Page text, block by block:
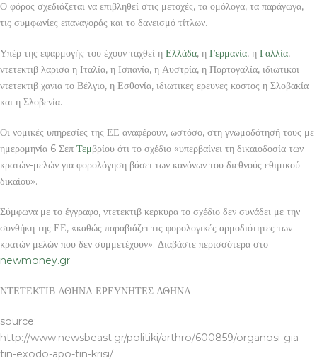
Ο φόρος σχεδιάζεται να επιβληθεί στις μετοχές, τα ομόλογα, τα παράγωγα,
τις συμφωνίες επαναγοράς και το δανεισμό τίτλων.
Υπέρ της εφαρμογής του έχουν ταχθεί η Ελλάδα, η Γερμανία, η Γαλλία,
ντετεκτιβ λαρισα η Ιταλία, η Ισπανία, η Αυστρία, η Πορτογαλία, ιδιωτικοι
ντετεκτιβ χανια το Βέλγιο, η Εσθονία, ιδιωτικες ερευνες κοστος η Σλοβακία
και η Σλοβενία.
Οι νομικές υπηρεσίες της ΕΕ αναφέρουν, ωστόσο, στη γνωμοδότησή τους με
ημερομηνία 6 Σεπ Τεμβρίου ότι το σχέδιο «υπερβαίνει τη δικαιοδοσία των
κρατών-μελών για φορολόγηση βάσει των κανόνων του διεθνούς εθιμικού
δικαίου».
Σύμφωνα με το έγγραφο, ντετεκτιβ κερκυρα το σχέδιο δεν συνάδει με την
συνθήκη της ΕΕ, «καθώς παραβιάζει τις φορολογικές αρμοδιότητες των
κρατών μελών που δεν συμμετέχουν». Διαβάστε περισσότερα στο
newmoney.gr
ΝΤΕΤΕΚΤΙΒ ΑΘΗΝΑ ΕΡΕΥΝΗΤΕΣ ΑΘΗΝΑ
source:
http://www.newsbeast.gr/politiki/arthro/600859/organosi-gia-
tin-exodo-apo-tin-krisi/